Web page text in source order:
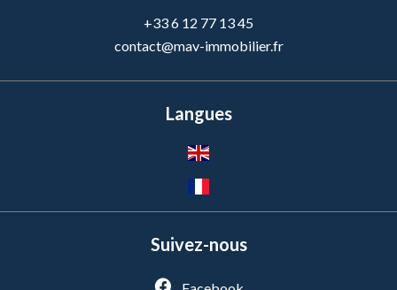
+33 6 12 77 13 45
contact@mav-immobilier.fr
Langues
Suivez-nous